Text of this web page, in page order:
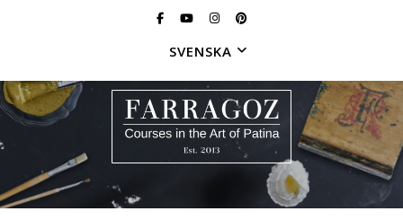
SVENSKA